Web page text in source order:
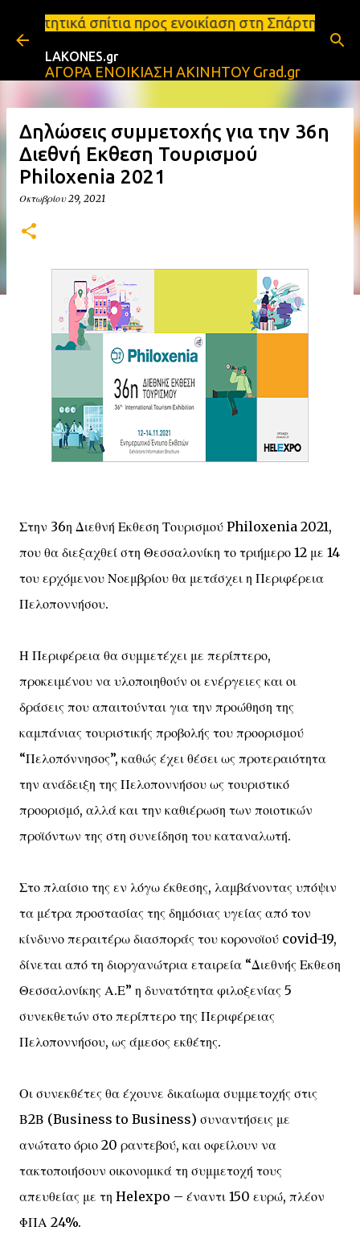
Μετάβαση στο κύριο περιεχόμενο
προς ενοικίαση στη Σπάρτη Ενοικιάσεις
LAKONES.gr
ΑΓΟΡΑ ΕΝΟΙΚΙΑΣΗ ΑΚΙΝΗΤΟΥ Grad.gr
Δηλώσεις συμμετοχής για την 36η
Διεθνή Εκθεση Τουρισμού
Philoxenia 2021
Οκτωβρίου 29, 2021
Στην 36η Διεθνή Εκθεση Τουρισμού Philoxenia 2021,
που θα διεξαχθεί στη Θεσσαλονίκη το τριήμερο 12 με 14
του ερχόμενου Νοεμβρίου θα μετάσχει η Περιφέρεια
Πελοποννήσου.
Η Περιφέρεια θα συμμετέχει με περίπτερο,
προκειμένου να υλοποιηθούν οι ενέργειες και οι
δράσεις που απαιτούνται για την προώθηση της
καμπάνιας τουριστικής προβολής του προορισμού
“Πελοπόννησος”, καθώς έχει θέσει ως προτεραιότητα
την ανάδειξη της Πελοποννήσου ως τουριστικό
προορισμό, αλλά και την καθιέρωση των ποιοτικών
προϊόντων της στη συνείδηση του καταναλωτή.
Στο πλαίσιο της εν λόγω έκθεσης, λαμβάνοντας υπόψιν
τα μέτρα προστασίας της δημόσιας υγείας από τον
κίνδυνο περαιτέρω διασποράς του κορονοϊού covid-19,
δίνεται από τη διοργανώτρια εταιρεία “Διεθνής Εκθεση
Θεσσαλονίκης Α.Ε” η δυνατότητα φιλοξενίας 5
συνεκθετών στο περίπτερο της Περιφέρειας
Πελοποννήσου, ως άμεσος εκθέτης.
Οι συνεκθέτες θα έχουνε δικαίωμα συμμετοχής στις
Β2Β (Business to Business) συναντήσεις με
ανώτατο όριο 20 ραντεβού, και οφείλουν να
τακτοποιήσουν οικονομικά τη συμμετοχή τους
απευθείας με τη Helexpo – έναντι 150 ευρώ, πλέον
ΦΠΑ 24%.